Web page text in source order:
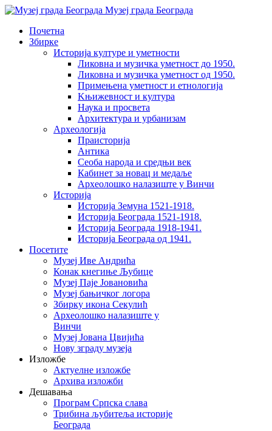
Музеј града Београда
Почетна
Збирке
Историја културе и уметности
Ликовна и музичка уметност до 1950.
Ликовна и музичка уметност од 1950.
Примењена уметност и етнологија
Kњижевност и културa
Наука и просвета
Архитектура и урбанизам
Aрхеологија
Праисторија
Антика
Сеоба народа и средњи век
Кабинет за новац и медаље
Археолошкo налазиште у Винчи
Историја
Историја Земуна 1521-1918.
Историја Београда 1521-1918.
Историја Београда 1918-1941.
Историја Београда од 1941.
Посетите
Музеј Иве Андрића
Конак кнегиње Љубице
Музеј Паје Јовановића
Музеј бањичког логора
Збирку икона Секулић
Археолошко налазиште у
Винчи
Музеј Јована Цвијића
Нову зграду музеја
Изложбе
Актуелне изложбе
Архива изложби
Дешавања
Програм Српска слава
Трибина љубитеља историје
Београда